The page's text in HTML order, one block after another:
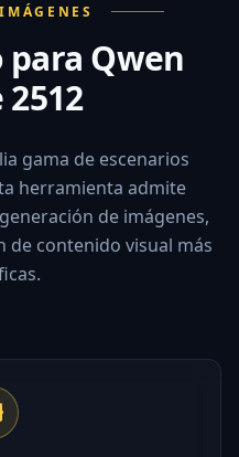
para Qwen
gama de escenarios
herramienta admite
de imágenes,
de contenido visual más